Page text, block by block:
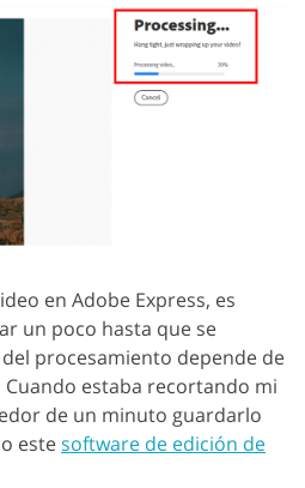
en Adobe Express, es
un poco hasta que se
procesamiento depende de
estaba recortando mi
de un minuto guardarlo
estesoftware de edición de